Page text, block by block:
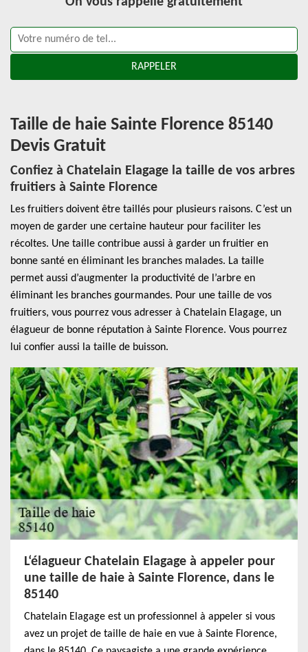
Taille de haie Sainte Florence 85140
Devis Gratuit
Confiez à Chatelain Elagage la taille de vos arbres
fruitiers à Sainte Florence
Les fruitiers doivent être taillés pour plusieurs raisons. C’est un
moyen de garder une certaine hauteur pour faciliter les
récoltes. Une taille contribue aussi à garder un fruitier en
bonne santé en éliminant les branches malades. La taille
permet aussi d’augmenter la productivité de l’arbre en
éliminant les branches gourmandes. Pour une taille de vos
fruitiers, vous pourrez vous adresser à Chatelain Elagage, un
élagueur de bonne réputation à Sainte Florence. Vous pourrez
lui confier aussi la taille de buisson.
L‘élagueur Chatelain Elagage à appeler pour
une taille de haie à Sainte Florence, dans le
85140
Chatelain Elagage est un professionnel à appeler si vous
avez un projet de taille de haie en vue à Sainte Florence,